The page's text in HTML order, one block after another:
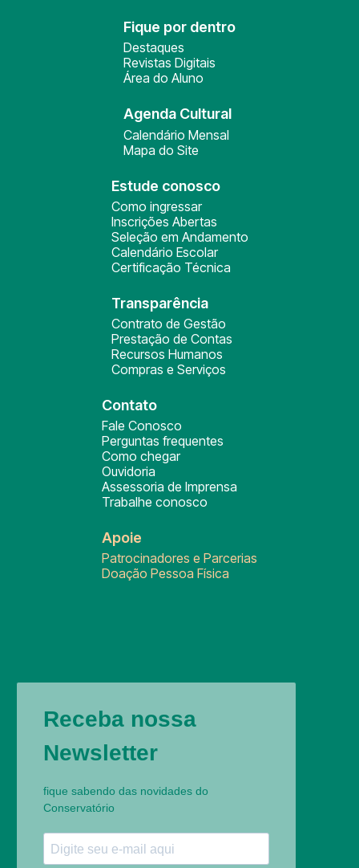
Fique por dentro
Destaques
Revistas Digitais
Área do Aluno
Agenda Cultural
Calendário Mensal
Mapa do Site
Estude conosco
Como ingressar
Inscrições Abertas
Seleção em Andamento
Calendário Escolar
Certificação Técnica
Transparência
Contrato de Gestão
Prestação de Contas
Recursos Humanos
Compras e Serviços
Contato
Fale Conosco
Perguntas frequentes
Como chegar
Ouvidoria
Assessoria de Imprensa
Trabalhe conosco
Apoie
Patrocinadores e Parcerias
Doação Pessoa Física